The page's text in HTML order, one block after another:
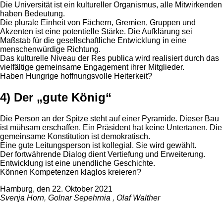
Die Universität ist ein kultureller Organismus, alle Mitwirkenden
haben Bedeutung.
Die plurale Einheit von Fächern, Gremien, Gruppen und
Akzenten ist eine potentielle Stärke. Die Aufklärung sei
Maßstab für die gesellschaftliche Entwicklung in eine
menschenwürdige Richtung.
Das kulturelle Niveau der Res publica wird realisiert durch das
vielfältige gemeinsame Engagement ihrer Mitglieder.
Haben Hungrige hoffnungsvolle Heiterkeit?
4) Der „gute König“
Die Person an der Spitze steht auf einer Pyramide. Dieser Bau
ist mühsam erschaffen. Ein Präsident hat keine Untertanen. Die
gemeinsame Konstitution ist demokratisch.
Eine gute Leitungsperson ist kollegial. Sie wird gewählt.
Der fortwährende Dialog dient Vertiefung und Erweiterung.
Entwicklung ist eine unendliche Geschichte.
Können Kompetenzen klaglos kreieren?
Hamburg, den 22. Oktober 2021
Svenja Horn, Golnar Sepehrnia , Olaf Walther